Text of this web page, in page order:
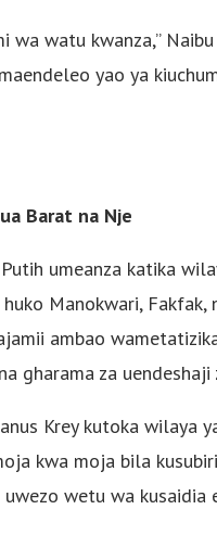
wa watu kwanza,”
yao ya
Barat na Nje
umeanza katika
Manokwari, Fakfak,
ambao
gharama za uendeshaji
Krey kutoka wilaya
kwa moja bila
wetu wa